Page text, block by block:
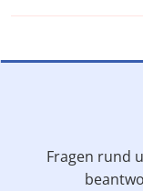
Fragen rund